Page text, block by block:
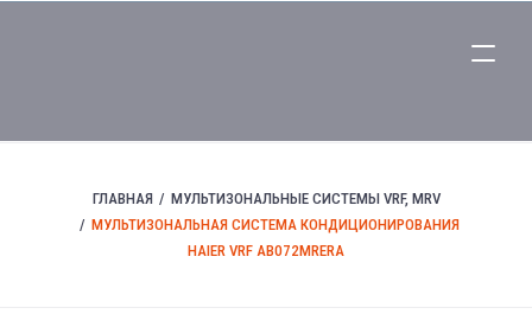
ГЛАВНАЯ
МУЛЬТИЗОНАЛЬНЫЕ СИСТЕМЫ VRF, MRV
МУЛЬТИЗОНАЛЬНАЯ СИСТЕМА КОНДИЦИОНИРОВАНИЯ
HAIER VRF AB072MRERA